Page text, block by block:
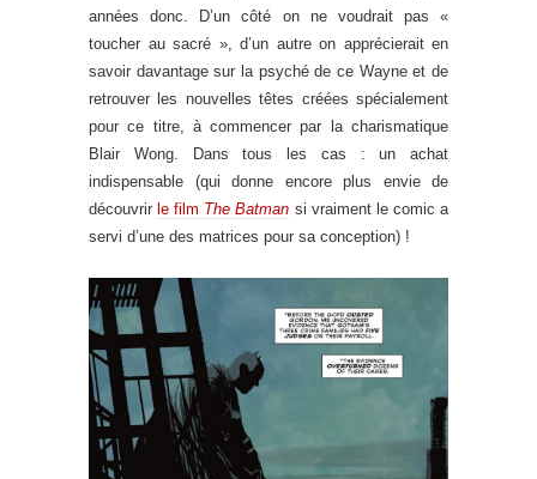
années donc. D’un côté on ne voudrait pas «
toucher au sacré », d’un autre on apprécierait en
savoir davantage sur la psyché de ce Wayne et de
retrouver les nouvelles têtes créées spécialement
pour ce titre, à commencer par la charismatique
Blair Wong. Dans tous les cas : un achat
indispensable (qui donne encore plus envie de
découvrir le film The Batman si vraiment le comic a
servi d’une des matrices pour sa conception) !